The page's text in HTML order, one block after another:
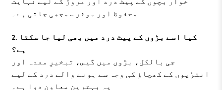
محفوظ اور موثر سمجھی جاتی ہے۔
2. کیا اسے بڑوں کے پیٹ درد میں بھی لیا جا سکتا
ہے؟
جی بالکل، بڑوں میں گیس، تبخیرِ معدہ اور
انتڑیوں کے کھچاؤ کی وجہ سے ہونے والے درد کے لیے
یہ بہترین معاون دوا ہے۔